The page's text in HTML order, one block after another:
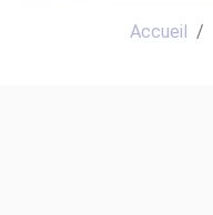
Accueil